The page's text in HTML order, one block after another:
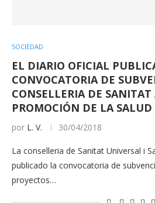
SOCIEDAD
EL DIARIO OFICIAL
CONVOCATORIA DE
CONSELLERIA DE SANITAT
PROMOCIÓN DE LA SALUD
por L. V. 30/04/2018
La conselleria de Sanitat Universal i
publicado la convocatoria de
proyectos…